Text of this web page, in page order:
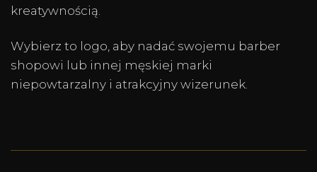
kreatywnością.
Wybierz to logo, aby nadać swojemu barber
shopowi lub innej męskiej marki
niepowtarzalny i atrakcyjny wizerunek.